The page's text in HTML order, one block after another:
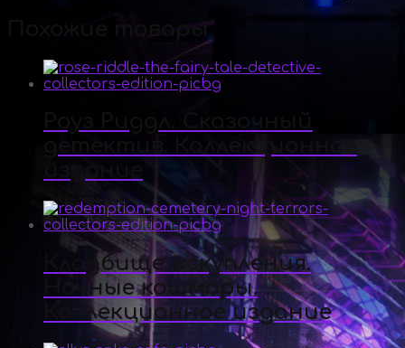
Похожие товары
Кладбище искупления.
Ночные кошмары.
Коллекционное издание